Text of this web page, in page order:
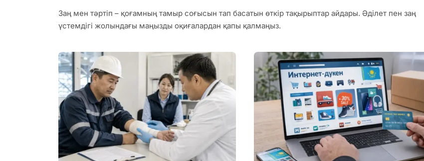
Заң мен тәртіп – қоғамның тамыр соғысын тап басатын өткір тақырыптар айдары. Әділет пен заң
үстемдігі жолындағы маңызды оқиғалардан қапы қалмаңыз.